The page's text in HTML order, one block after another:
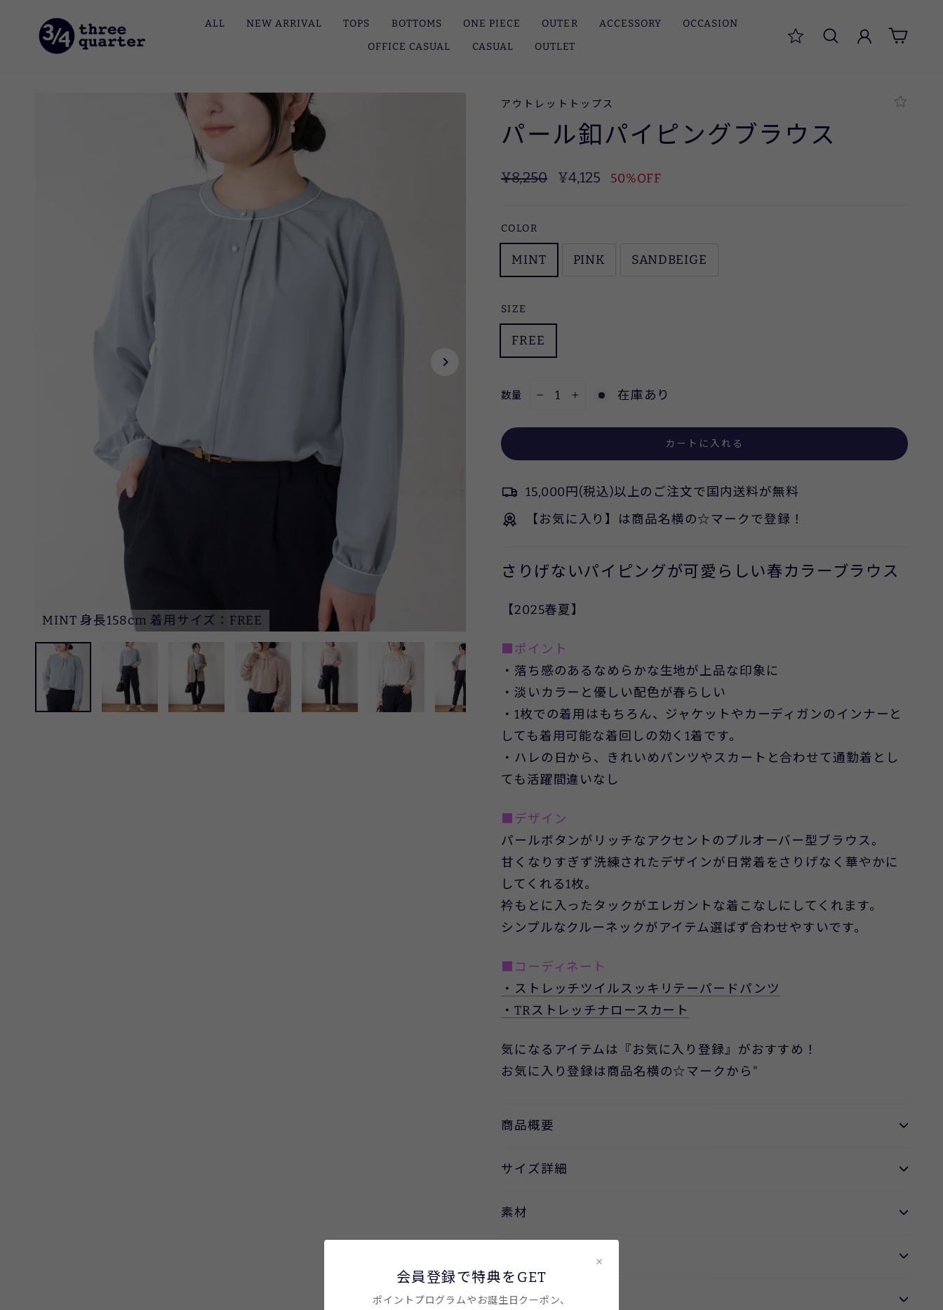
ALL NEW ARRIVAL TOPS BOTTOMS ONE PIECE OUTER ACCESSORY
OCCASION
OFFICE CASUAL
CASUAL OUTLET
検索 ログイン
MINT 身長158cm 着用サイズ：FREE MINT 身長158cm 着用サイズ：FREE
アウトレットトップス
パール釦パイピングブラウス
定
¥8,250 SALE
¥4,125 50%OFF
COLOR
MINT PINK SANDBEIGE
SIZE
FREE
数量 在庫あり
カートに入れる
15,000円(税込)以上のご注文で国内送料が無料
【お気に入り】は商品名横の☆マークで登録！
さりげないパイピングが可愛らしい春カラーブラウス
【2025春夏】
■ポイント
・落ち感のあるなめらかな生地が上品な印象に
・淡いカラーと優しい配色が春らしい
・1枚での着用はもちろん、ジャケットやカーディガンのインナーと
しても着用可能な着回しの効く1着です。
・ハレの日から、きれいめパンツやスカートと合わせて通勤着とし
ても活躍間違いなし
■デザイン
パールボタンがリッチなアクセントのプルオーバー型ブラウス。
甘くなりすぎず洗練されたデザインが日常着をさりげなく華やかに
してくれる1枚。
衿もとに入ったタックがエレガントな着こなしにしてくれます。
シンプルなクルーネックがアイテム選ばず合わせやすいです。
■コーディネート
・ストレッチツイルスッキリテーパードパンツ
・TRストレッチナロースカート
気になるアイテムは『お気に入り登録』がおすすめ！
お気に入り登録は商品名横の☆マークから"
商品概要
サイズ詳細
素材
注意事項
×
会員登録で特典をGET
ポイントプログラムやお誕生日クーポン、